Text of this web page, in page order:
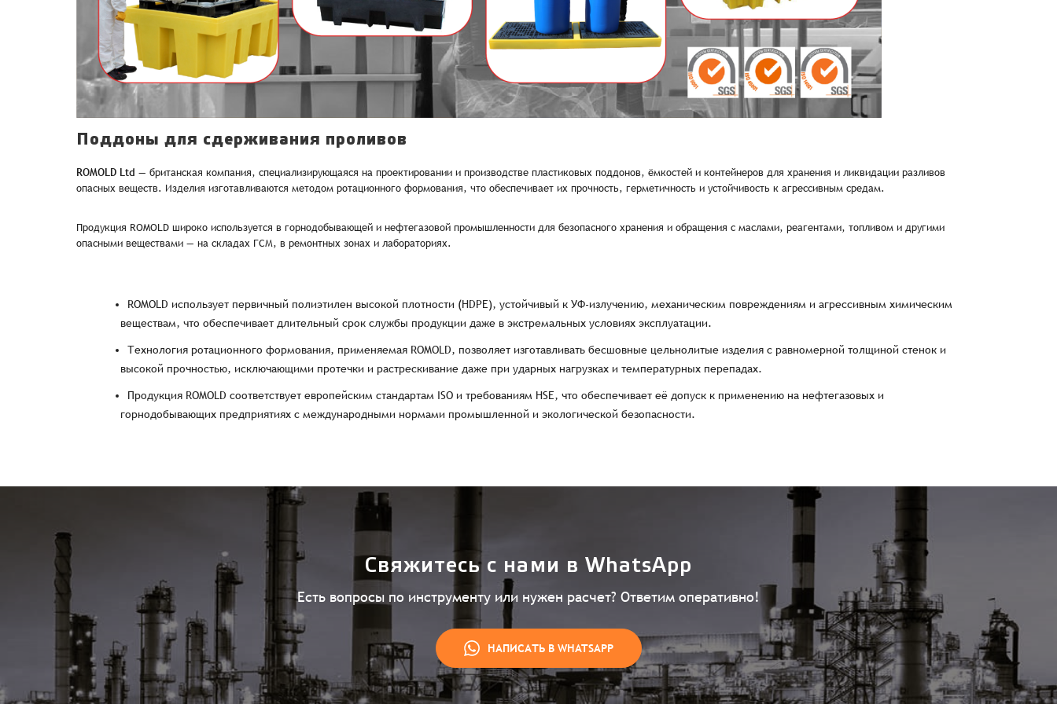
E-mail*
обязательное поле
Пароль*
*
Телефон
Комментарий
Отправить
Пароль*
Не менее шести символов
- +
Отправить заявку Продолжая, вы принимаете положения Пользовательского соглашения, Публичной оферты
Телефон*
Продолжая, вы принимаете положения Пользовательского соглашения, Публичной оферты
Наименование Количество Сумма
1
Детали заказа
Способ оплаты:
Итого:
Распечатать детали заказа
- +
Отправить заявку
Продолжая, вы принимаете положения Политики конфиденциальности, Пользовательского соглашения,
Публичной оферты
Восстановление пароля
Введите электронный адрес.
На него придет письмо со ссылкой для
восстановления пароля.
Поддоны для сдерживания проливов
ROMOLD Ltd — британская компания, специализирующаяся на проектировании и производстве пластиковых поддонов, ёмкостей и контейнеров для хранения и ликвидации разливов
опасных веществ. Изделия изготавливаются методом ротационного формования, что обеспечивает их прочность, герметичность и устойчивость к агрессивным средам.
Продукция ROMOLD широко используется в горнодобывающей и нефтегазовой промышленности для безопасного хранения и обращения с маслами, реагентами, топливом и другими
опасными веществами — на складах ГСМ, в ремонтных зонах и лабораториях.
ROMOLD использует первичный полиэтилен высокой плотности (HDPE), устойчивый к УФ-излучению, механическим повреждениям и агрессивным химическим
веществам, что обеспечивает длительный срок службы продукции даже в экстремальных условиях эксплуатации.
Технология ротационного формования, применяемая ROMOLD, позволяет изготавливать бесшовные цельнолитые изделия с равномерной толщиной стенок и
высокой прочностью, исключающими протечки и растрескивание даже при ударных нагрузках и температурных перепадах.
Продукция ROMOLD соответствует европейским стандартам ISO и требованиям HSE, что обеспечивает её допуск к применению на нефтегазовых и
горнодобывающих предприятиях с международными нормами промышленной и экологической безопасности.
Свяжитесь с нами в WhatsApp
Есть вопросы по инструменту или нужен расчет? Ответим оперативно!
НАПИСАТЬ В WHATSAPP